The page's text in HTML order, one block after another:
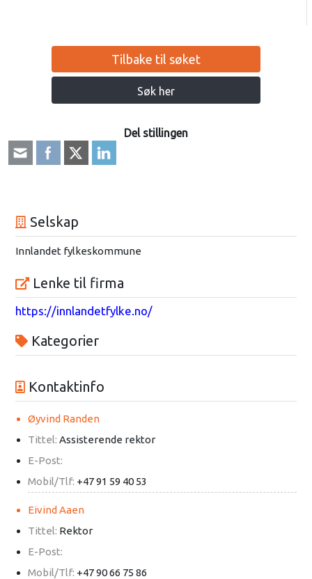
Tilbake til søket
Søk her
Del stillingen
Selskap
Innlandet fylkeskommune
Lenke til firma
https://innlandetfylke.no/
Kategorier
Kontaktinfo
Øyvind Randen
Tittel: Assisterende rektor
E-Post:
Mobil/Tlf: +47 91 59 40 53
Eivind Aaen
Tittel: Rektor
E-Post:
Mobil/Tlf: +47 90 66 75 86